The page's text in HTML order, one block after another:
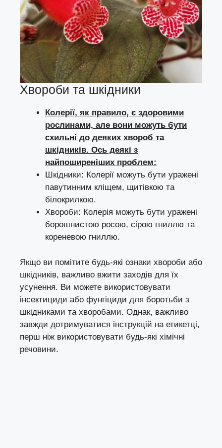
Хвороби та шкідники
Колерії, як правило, є здоровими
рослинами, але вони можуть бути
схильні до деяких хвороб та
шкідників. Ось деякі з
найпоширеніших проблем:
Шкідники: Колерії можуть бути уражені
павутинним кліщем, щитівкою та
білокрилкою.
Хвороби: Колерія можуть бути уражені
борошнистою росою, сірою гниллю та
кореневою гниллю.
Якщо ви помітите будь-які ознаки хвороби або
шкідників, важливо вжити заходів для їх
усунення. Ви можете використовувати
інсектициди або фунгіциди для боротьби з
шкідниками та хворобами. Однак, важливо
завжди дотримуватися інструкцій на етикетці,
перш ніж використовувати будь-які хімічні
речовини.